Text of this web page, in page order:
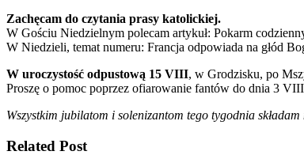
Zachęcam do czytania prasy katolickiej.
W Gościu Niedzielnym polecam artykuł: Pokarm
W Niedzieli, temat numeru: Francja odpowiada na głód
W uroczystość odpustową 15 VIII, w Grodzisku, po
Proszę o pomoc poprzez ofiarowanie fantów do dnia 3
Wszystkim jubilatom i solenizantom tego tygodnia
Related Post